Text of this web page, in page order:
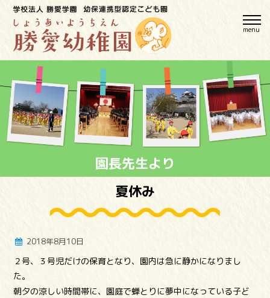
園長先生より
夏休み
2018年8月10日
２号、３号児だけの保育となり、園内は急に静かになりまし
た。
朝夕の涼しい時間帯に、園庭で蝉とりに夢中になっている子ど
menu